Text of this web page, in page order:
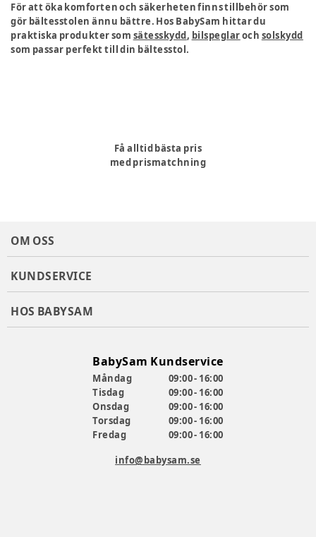
För att öka komforten och säkerheten finns tillbehör som
gör bältesstolen ännu bättre. Hos BabySam hittar du
praktiska produkter som sätesskydd, bilspeglaroch solskydd
som passar perfekt till din bältesstol.
Få alltid bästa pris
med prismatchning
OM OSS
KUNDSERVICE
HOS BABYSAM
BabySam Kundservice
Måndag
09:00 - 16:00
Tisdag
09:00 - 16:00
Onsdag
09:00 - 16:00
Torsdag
09:00 - 16:00
Fredag
09:00 - 16:00
info@babysam.se